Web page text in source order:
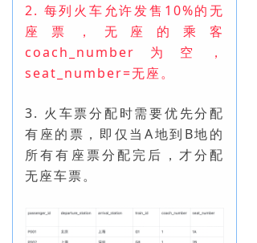
2. 每列火车允许发售10%的无
座票，无座的乘客
coach_number为空，
seat_number=无座。
3. 火车票分配时需要优先分配
有座的票，即仅当A地到B地的
所有有座票分配完后，才分配
无座车票。